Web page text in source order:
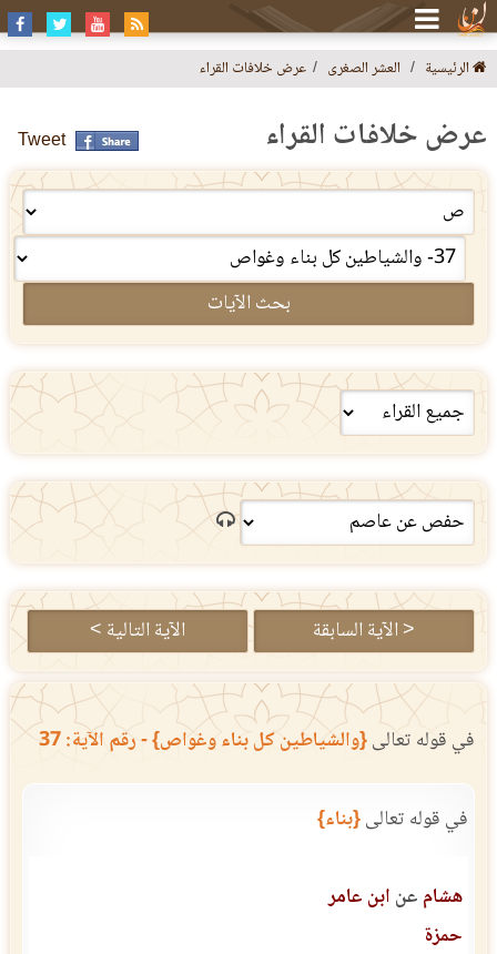
الرئيسية العشر الصغرى عرض خلافات القراء
عرض خلافات القراء Tweet
بحث الآيات
< الآية السابقة الآية التالية >
في قوله تعالى{والشياطين كل بناء وغواص} - رقم الآية: 37
في قوله تعالى{بناء}
هشام عن ابن عامر
حمزة